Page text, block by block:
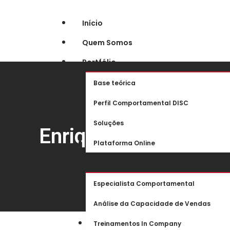
conteúdo
Início
Quem Somos
Portfólio
Base teórica
Perfil Comportamental DISC
Soluções
Plataforma Online
Especialista Comportamental
Análise da Capacidade de Vendas
Treinamentos In Company
Enriquecendo a